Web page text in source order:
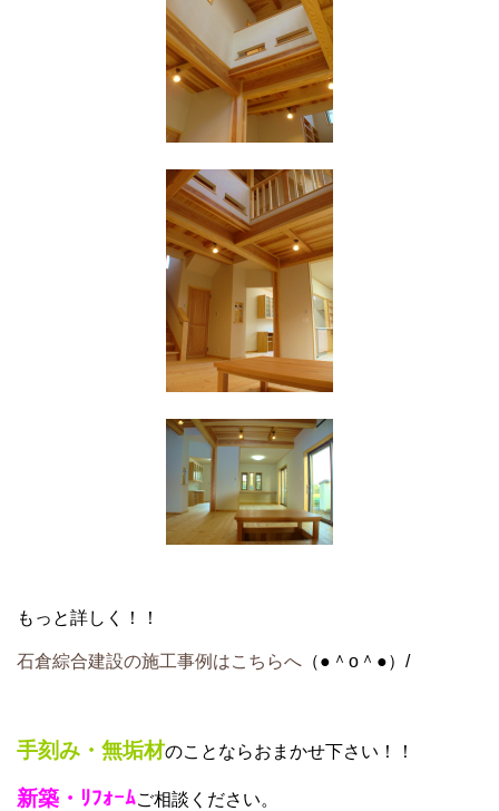
もっと詳しく！！
石倉綜合建設の施工事例はこちらへ （●＾o＾●）/
手刻み・無垢材のことならおまかせ下さい！！
新築・ﾘﾌｫｰﾑご相談ください。